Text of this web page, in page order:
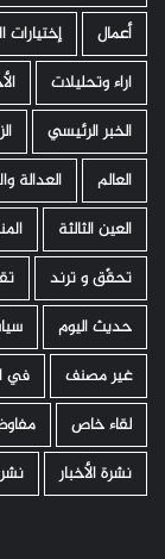
أعمال
إختيارات
اراء وتحليلات
الخبر الرئيسي
العالم
العدالة
العين الثالثة
تحقّق و ترند
حديث اليوم
غير مصنف
في
لقاء خاص
نشرة الأخبار